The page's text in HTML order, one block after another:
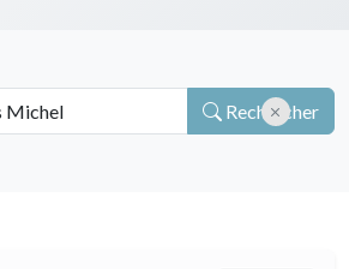
Rechercher